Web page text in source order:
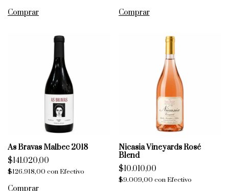
As Bravas Malbec 2018
$141.020,00
$126.918,00 conEfectivo
Nicasia Vineyards Rosé
Blend
$10.010,00
$9.009,00 con Efectivo